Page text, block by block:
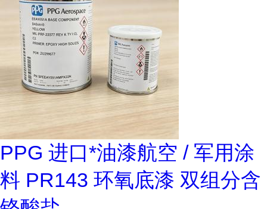
PPG 进口*油漆航空 / 军用涂
料 PR143 环氧底漆 双组分含